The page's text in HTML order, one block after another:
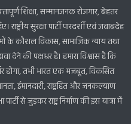
शिक्षा, सम्मानजनक रोजगार, बेहतर
सुरक्षा पार्टी पारदर्शी एवं जवाबदेह
के कौशल विकास, सामाजिक न्याय तथा
देने की पक्षधर है। हमारा विश्वास है कि
होगा, तभी भारत एक मजबूत, विकसित
ईमानदारी, राष्ट्रहित और जनकल्याण
से जुड़कर राष्ट्र निर्माण की इस यात्रा में